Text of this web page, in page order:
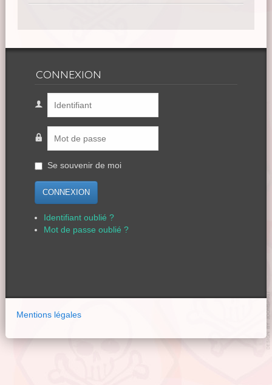
CONNEXION
Se souvenir de moi
CONNEXION
Identifiant oublié ?
Mot de passe oublié ?
Mentions légales